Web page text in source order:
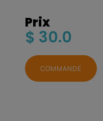
Prix
$ 30.0
COMMANDE